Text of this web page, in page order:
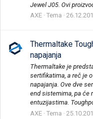
Jewel J05. Ovi
AXE Tema
Thermaltake
napajanja
Thermaltake je
sertifikatima, a reč je
napajanja. Ove dve
end sistemima, pa će
entuzijastima.
AXE Tema